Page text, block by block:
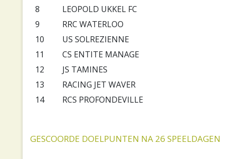
8
LEOPOLD UKKEL FC
9
RRC WATERLOO
10
US SOLREZIENNE
11
CS ENTITE MANAGE
12
JS TAMINES
13
RACING JET WAVER
14
RCS PROFONDEVILLE
GESCOORDE DOELPUNTEN NA 26 SPEELDAGEN